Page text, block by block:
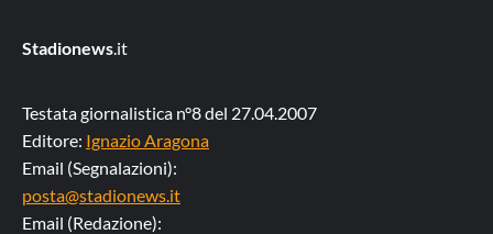
Stadionews.it
Testata giornalistica n°8 del 27.04.2007
Editore: Ignazio Aragona
Email (Segnalazioni):
posta@stadionews.it
Email (Redazione):